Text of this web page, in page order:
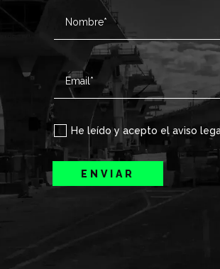
He leído y acepto el aviso
ENVIAR